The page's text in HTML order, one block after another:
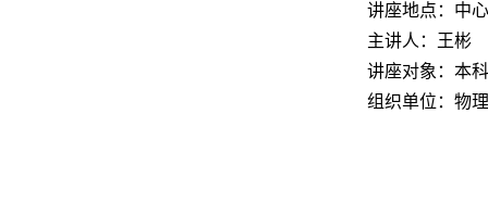
讲座地点：中
主讲人：王彬
讲座对象：本
组织单位：物